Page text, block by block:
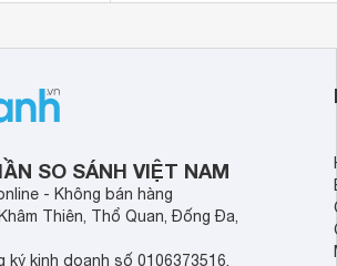
SO SÁNH VIỆT NAM
- Không bán hàng
Thiên, Thổ Quan, Đống Đa,
ký kinh doanh số 0106373516,